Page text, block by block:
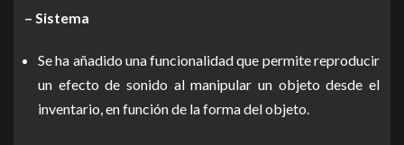
– Sistema
Se ha añadido una funcionalidad que permite reproducir
un efecto de sonido al manipular un objeto desde el
inventario, en función de la forma del objeto.